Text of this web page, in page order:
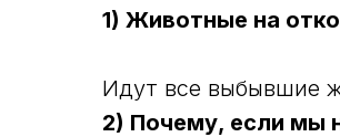
1) Животные на
Идут все выбывшие
2) Почему, если мы